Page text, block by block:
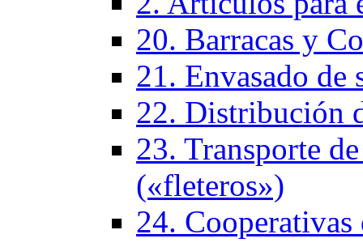
20. Barracas y
21. Envasado de
22. Distribución
23. Transporte
(«fleteros»)
24. Cooperativas